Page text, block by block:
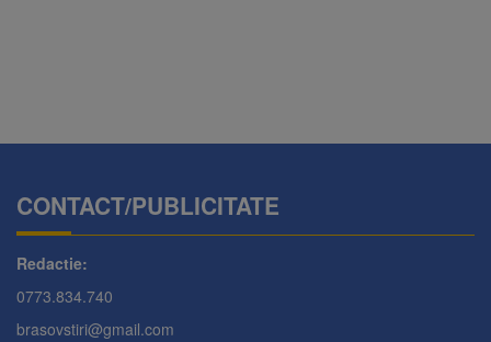
CONTACT/PUBLICITATE
Redactie:
0773.834.740
brasovstiri@gmail.com